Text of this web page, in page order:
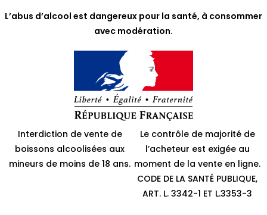
L’abus d’alcool est dangereux pour la santé, à consommer
avec modération.
Interdiction de vente de
boissons alcoolisées aux
mineurs de moins de 18 ans.
Le contrôle de majorité de
l’acheteur est exigée au
moment de la vente en ligne.
CODE DE LA SANTÉ PUBLIQUE,
ART. L. 3342-1 ET L.3353-3